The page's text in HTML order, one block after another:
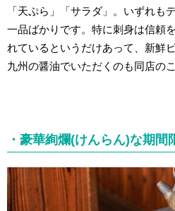
「天ぷら」「サラダ」。いずれも
一品ばかりです。特に刺身は信頼
れているというだけあって、新鮮
九州の醤油でいただくのも同店の
・豪華絢爛(けんらん)な期間